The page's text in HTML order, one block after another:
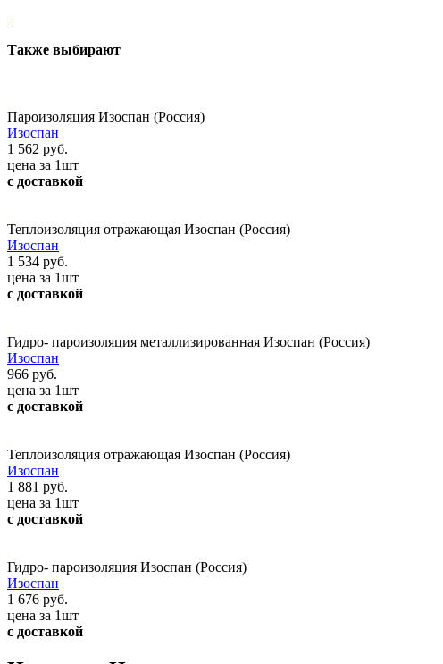
Также выбирают
Пароизоляция Изоспан (Россия)
Изоспан
1 562 руб.
цена за 1шт
с доставкой
Теплоизоляция отражающая Изоспан (Россия)
Изоспан
1 534 руб.
цена за 1шт
с доставкой
Гидро- пароизоляция металлизированная Изоспан (Россия)
Изоспан
966 руб.
цена за 1шт
с доставкой
Теплоизоляция отражающая Изоспан (Россия)
Изоспан
1 881 руб.
цена за 1шт
с доставкой
Гидро- пароизоляция Изоспан (Россия)
Изоспан
1 676 руб.
цена за 1шт
с доставкой